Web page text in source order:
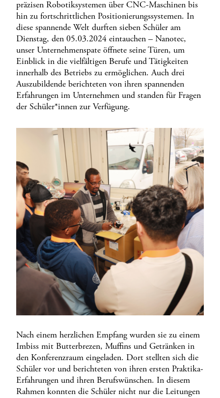
präzisen Robotiksystemen über CNC-Maschinen bis
hin zu fortschrittlichen Positionierungssystemen. In
diese spannende Welt durften sieben Schüler am
Dienstag, den 05.03.2024 eintauchen – Nanotec,
unser Unternehmenspate öffnete seine Türen, um
Einblick in die vielfältigen Berufe und Tätigkeiten
innerhalb des Betriebs zu ermöglichen. Auch drei
Auszubildende berichteten von ihren spannenden
Erfahrungen im Unternehmen und standen für Fragen
der Schüler*innen zur Verfügung.
Nach einem herzlichen Empfang wurden sie zu einem
Imbiss mit Butterbrezen, Muffins und Getränken in
den Konferenzraum eingeladen. Dort stellten sich die
Schüler vor und berichteten von ihren ersten Praktika-
Erfahrungen und ihren Berufswünschen. In diesem
Rahmen konnten die Schüler nicht nur die Leitungen